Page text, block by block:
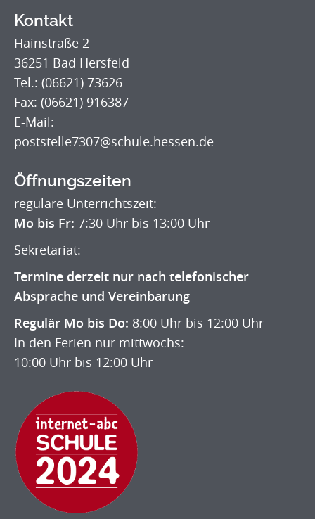
Kontakt
Hainstraße 2
36251 Bad Hersfeld
Tel.: (06621) 73626
Fax: (06621) 916387
E-Mail:
poststelle7307@schule.hessen.de
Öffnungszeiten
reguläre Unterrichtszeit:
Mo bis Fr: 7:30 Uhr bis 13:00 Uhr
Sekretariat:
Termine derzeit nur nach telefonischer
Absprache und Vereinbarung
Regulär Mo bis Do: 8:00 Uhr bis 12:00 Uhr
In den Ferien nur mittwochs:
10:00 Uhr bis 12:00 Uhr